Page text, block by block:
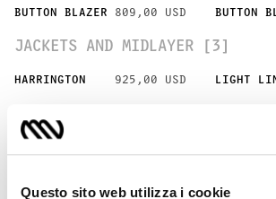
Questo sito web utilizza i cookie
BUTTON BLAZER 809,00 USD BUTTON
JACKETS AND MIDLAYER [3]
HARRINGTON 925,00 USD LIGHT
OVERSHIRTS [5]